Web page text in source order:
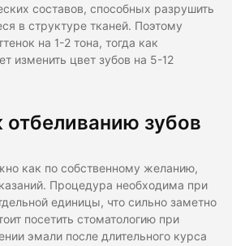
составов, способных разрушить
в структуре тканей. Поэтому
на 1-2 тона, тогда как
изменить цвет зубов на 5-12
отбеливанию зубов
как по собственному желанию,
Процедура необходима при
единицы, что сильно заметно
посетить стоматологию при
эмали после длительного курса